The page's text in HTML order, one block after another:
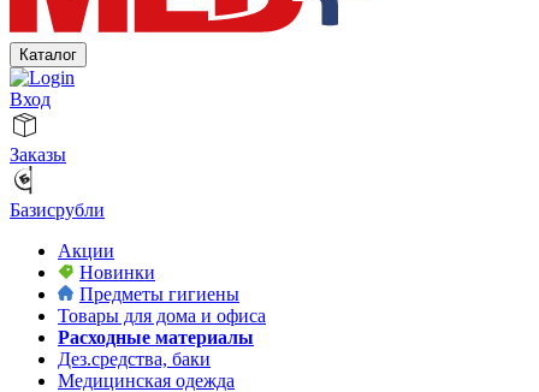
Каталог
Вход
Заказы
Базисрубли
Акции
Новинки
Предметы гигиены
Товары для дома и офиса
Расходные материалы
Дез.средства, баки
Медицинская одежда